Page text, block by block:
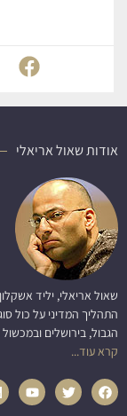
אודות שאול אריאלי
התהליך המדיני על כול
הגבול, בירושלים
קרא עוד...